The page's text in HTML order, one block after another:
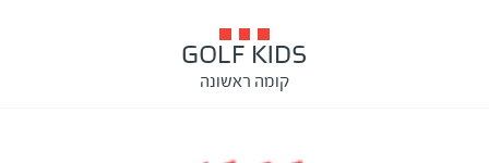
GOLF KIDS
קומה ראשונה